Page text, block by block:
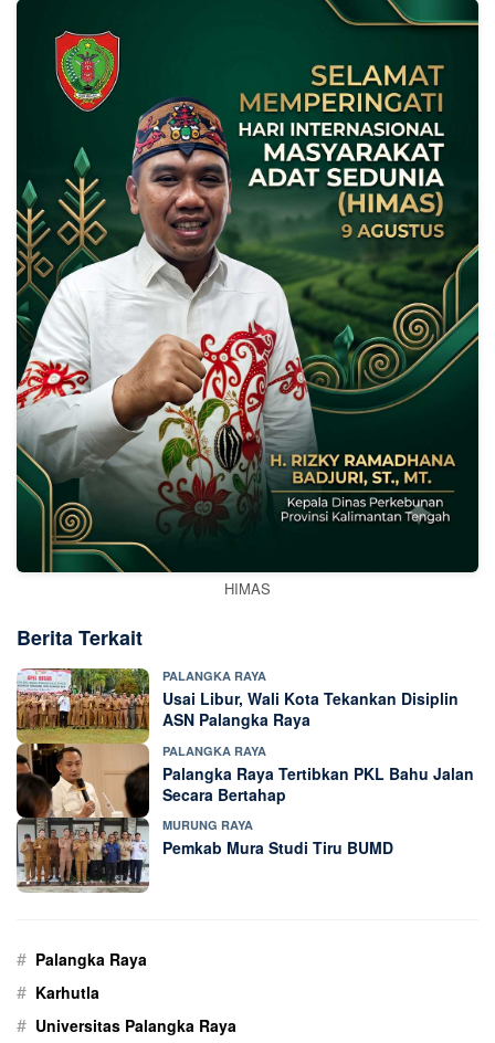
HIMAS
Berita Terkait
PALANGKA RAYA
Usai Libur, Wali Kota Tekankan Disiplin
ASN Palangka Raya
PALANGKA RAYA
Palangka Raya Tertibkan PKL Bahu Jalan
Secara Bertahap
MURUNG RAYA
Pemkab Mura Studi Tiru BUMD
# Palangka Raya
# Karhutla
# Universitas Palangka Raya